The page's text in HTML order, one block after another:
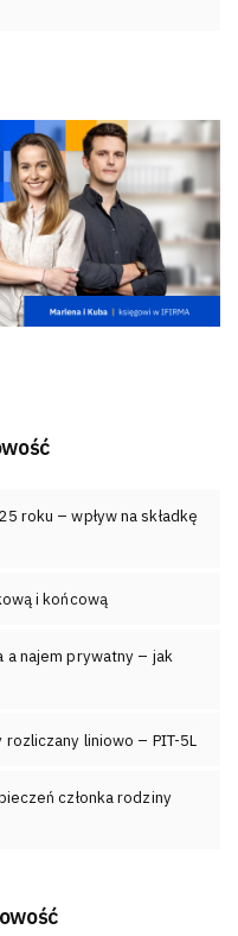
roku – wpływ na składkę
i końcową
a najem prywatny – jak
liniowo – PIT-5L
członka rodziny